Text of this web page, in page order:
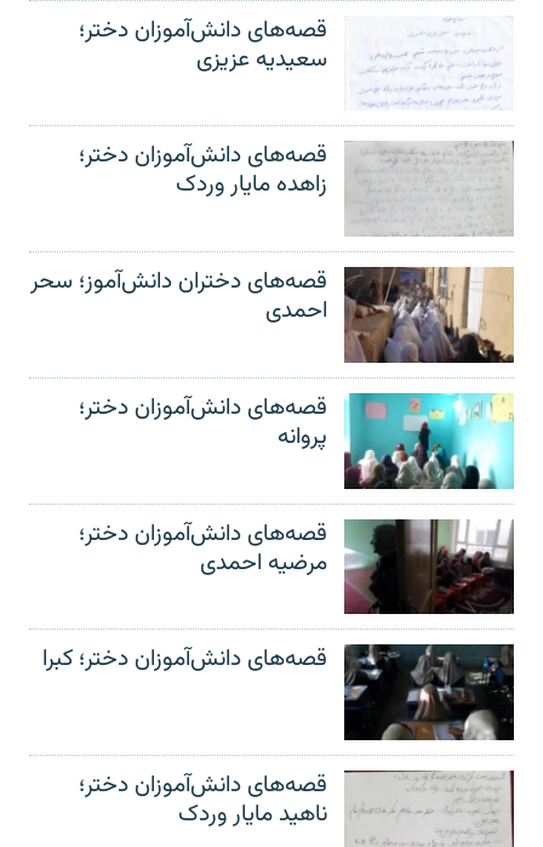
قصه‌های دانش‌آموزان دختر؛
سعیدیه عزیزی
قصه‌های دانش‌آموزان دختر؛
زاهده مایار وردک
قصه‌های دختران دانش‌آموز؛ سحر
احمدی
قصه‌های دانش‌آموزان دختر؛
پروانه
قصه‌های دانش‌آموزان دختر؛
مرضیه احمدی
قصه‌های دانش‌آموزان دختر؛ کبرا
قصه‌های دانش‌آموزان دختر؛
ناهید مایار وردک